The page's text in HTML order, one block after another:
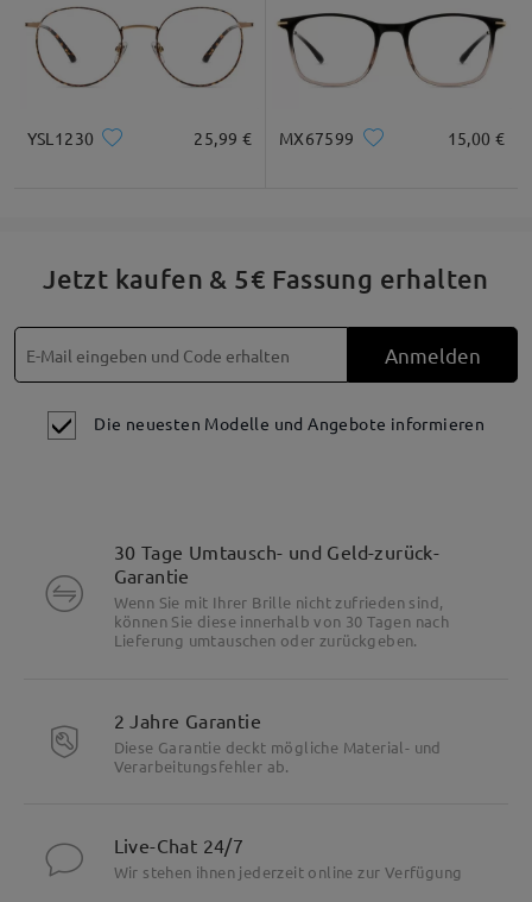
YSL1230 25,99 € MX67599 15,00 €
Jetzt kaufen & 5€ Fassung erhalten
Anmelden
Die neuesten Modelle und Angebote informieren
30 Tage Umtausch- und Geld-zurück-
Garantie
Wenn Sie mit Ihrer Brille nicht zufrieden sind,
können Sie diese innerhalb von 30 Tagen nach
Lieferung umtauschen oder zurückgeben.
2 Jahre Garantie
Diese Garantie deckt mögliche Material- und
Verarbeitungsfehler ab.
Live-Chat 24/7
Wir stehen ihnen jederzeit online zur Verfügung